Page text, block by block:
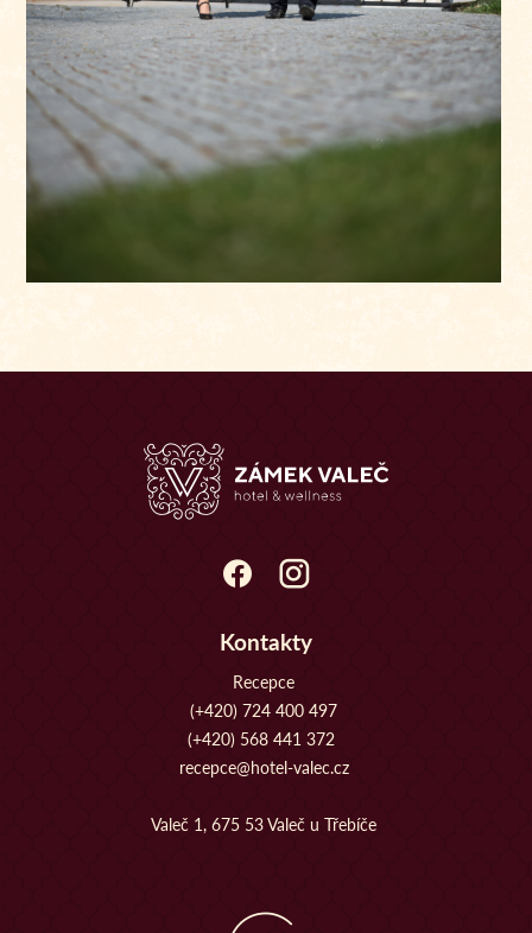
Kontakty
Recepce
(+420) 724 400 497
(+420) 568 441 372
recepce@hotel-valec.cz
Valeč 1, 675 53 Valeč u Třebíče